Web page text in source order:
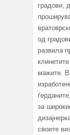
градови,
од
развила
мажите.
за
своите